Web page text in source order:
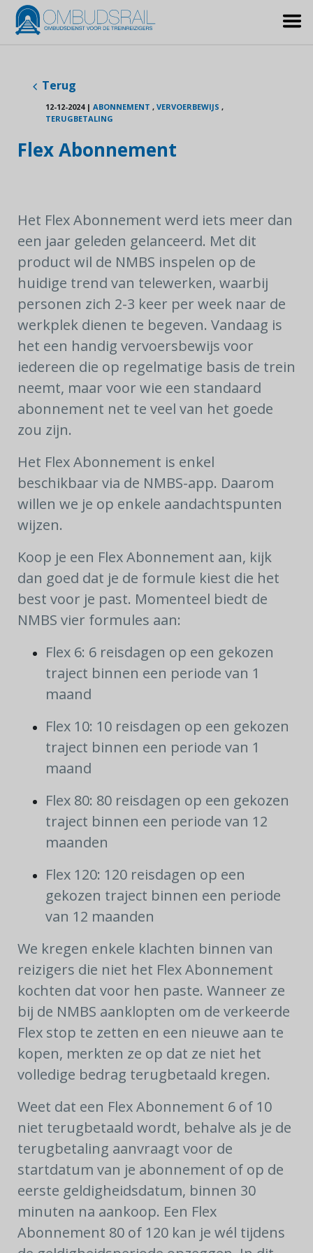
Terug
12-12-2024 | ABONNEMENT , VERVOERBEWIJS ,
TERUGBETALING
Flex Abonnement
Het Flex Abonnement werd iets meer dan
een jaar geleden gelanceerd. Met dit
product wil de NMBS inspelen op de
huidige trend van telewerken, waarbij
personen zich 2-3 keer per week naar de
werkplek dienen te begeven. Vandaag is
het een handig vervoersbewijs voor
iedereen die op regelmatige basis de trein
neemt, maar voor wie een standaard
abonnement net te veel van het goede
zou zijn.
Het Flex Abonnement is enkel
beschikbaar via de NMBS-app. Daarom
willen we je op enkele aandachtspunten
wijzen.
Koop je een Flex Abonnement aan, kijk
dan goed dat je de formule kiest die het
best voor je past. Momenteel biedt de
NMBS vier formules aan:
Flex 6: 6 reisdagen op een gekozen
traject binnen een periode van 1
maand
Flex 10: 10 reisdagen op een gekozen
traject binnen een periode van 1
maand
Flex 80: 80 reisdagen op een gekozen
traject binnen een periode van 12
maanden
Flex 120: 120 reisdagen op een
gekozen traject binnen een periode
van 12 maanden
We kregen enkele klachten binnen van
reizigers die niet het Flex Abonnement
kochten dat voor hen paste. Wanneer ze
bij de NMBS aanklopten om de verkeerde
Flex stop te zetten en een nieuwe aan te
kopen, merkten ze op dat ze niet het
volledige bedrag terugbetaald kregen.
Weet dat een Flex Abonnement 6 of 10
niet terugbetaald wordt, behalve als je de
terugbetaling aanvraagt voor de
startdatum van je abonnement of op de
eerste geldigheidsdatum, binnen 30
minuten na aankoop. Een Flex
Abonnement 80 of 120 kan je wél tijdens